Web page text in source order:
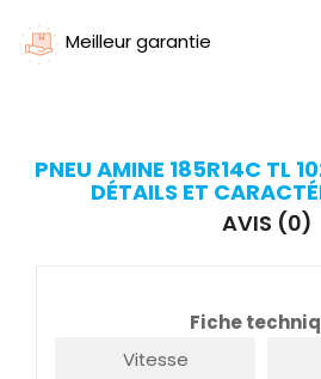
Meilleur garantie
PNEU AMINE 185R14C TL
DÉTAILS ET
AVIS (0)
Fiche
Vitesse